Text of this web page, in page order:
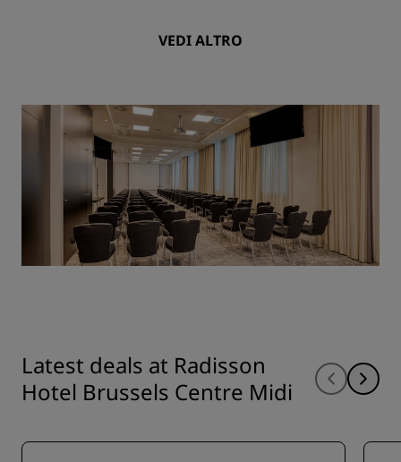
VEDI ALTRO
Latest deals at Radisson
Hotel Brussels Centre Midi